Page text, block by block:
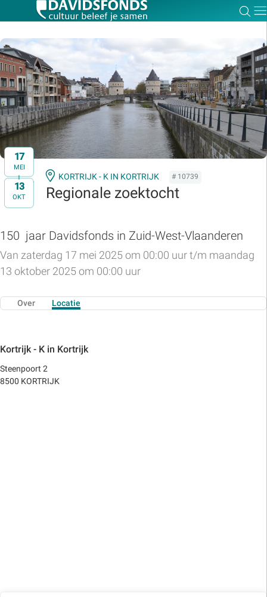
17
MEI
t/m
13
OKT
KORTRIJK - K IN KORTRIJK # 10739
Regionale zoektocht
150 jaar Davidsfonds in Zuid-West-Vlaanderen
Van zaterdag 17 mei 2025 om 00:00 uur t/m maandag
13 oktober 2025 om 00:00 uur
Over Locatie
Kortrijk - K in Kortrijk
Steenpoort 2
8500 KORTRIJK
Zoek:
Zoeken